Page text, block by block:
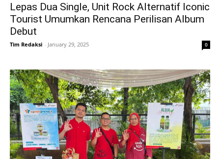
Lepas Dua Single, Unit Rock Alternatif Iconic
Tourist Umumkan Rencana Perilisan Album
Debut
Tim Redaksi - January 29, 2025 0